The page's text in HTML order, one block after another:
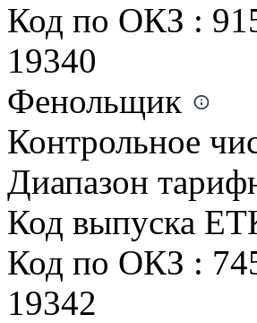
Код по ОКЗ :
19340
Фенольщик
Контрольное
Диапазон
Код выпуска
Код по ОКЗ :
19342